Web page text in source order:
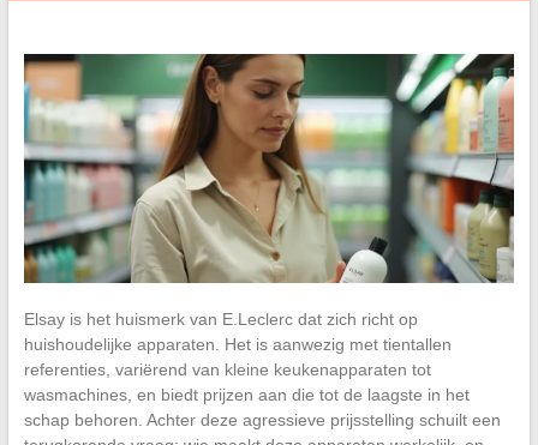
Elsay is het huismerk van E.Leclerc dat zich richt op
huishoudelijke apparaten. Het is aanwezig met tientallen
referenties, variërend van kleine keukenapparaten tot
wasmachines, en biedt prijzen aan die tot de laagste in het
schap behoren. Achter deze agressieve prijsstelling schuilt een